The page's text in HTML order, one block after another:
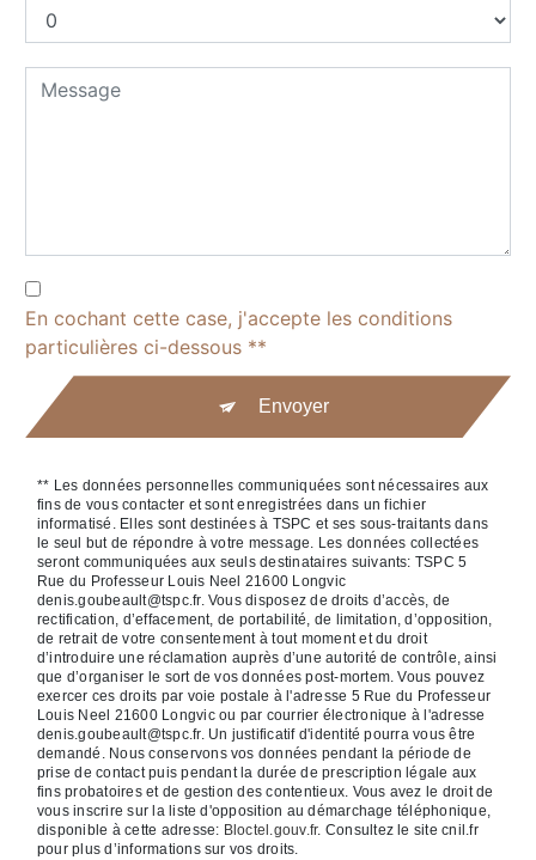
En cochant cette case, j'accepte les conditions
particulières ci-dessous **
Envoyer
** Les données personnelles communiquées sont nécessaires aux
fins de vous contacter et sont enregistrées dans un fichier
informatisé. Elles sont destinées à TSPC et ses sous-traitants dans
le seul but de répondre à votre message. Les données collectées
seront communiquées aux seuls destinataires suivants: TSPC 5
Rue du Professeur Louis Neel 21600 Longvic
denis.goubeault@tspc.fr. Vous disposez de droits d’accès, de
rectification, d’effacement, de portabilité, de limitation, d’opposition,
de retrait de votre consentement à tout moment et du droit
d’introduire une réclamation auprès d’une autorité de contrôle, ainsi
que d’organiser le sort de vos données post-mortem. Vous pouvez
exercer ces droits par voie postale à l'adresse 5 Rue du Professeur
Louis Neel 21600 Longvic ou par courrier électronique à l'adresse
denis.goubeault@tspc.fr. Un justificatif d'identité pourra vous être
demandé. Nous conservons vos données pendant la période de
prise de contact puis pendant la durée de prescription légale aux
fins probatoires et de gestion des contentieux. Vous avez le droit de
vous inscrire sur la liste d'opposition au démarchage téléphonique,
disponible à cette adresse: Bloctel.gouv.fr. Consultez le site cnil.fr
pour plus d’informations sur vos droits.